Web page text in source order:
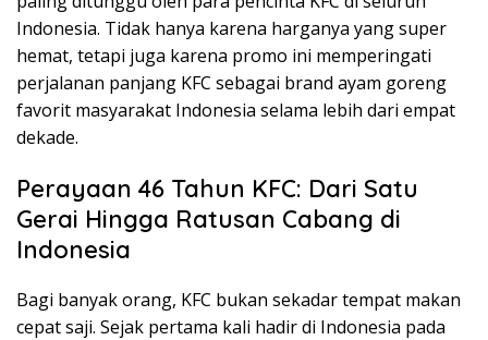
Indonesia. Tidak hanya karena harganya yang super
hemat, tetapi juga karena promo ini memperingati
perjalanan panjang KFC sebagai brand ayam goreng
favorit masyarakat Indonesia selama lebih dari empat
dekade.
Perayaan 46 Tahun KFC: Dari Satu
Gerai Hingga Ratusan Cabang di
Indonesia
Bagi banyak orang, KFC bukan sekadar tempat makan
cepat saji. Sejak pertama kali hadir di Indonesia pada